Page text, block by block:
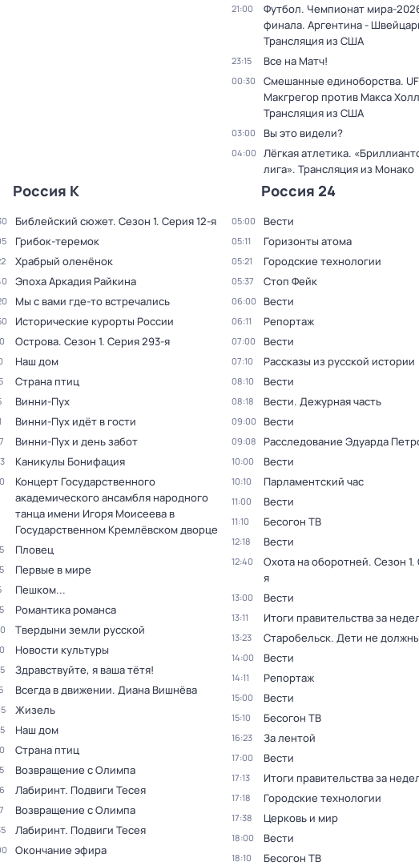
21:00
Футбол. Чемпионат мира-
финала. Аргентина -
Трансляция из США
23:15 Все на Матч!
00:30
Смешанные единоборства.
Макгрегор против Макса
Трансляция из США
03:00 Вы это видели?
04:00
Лёгкая атлетика.
лига». Трансляция из Монако
Россия К
Библейский сюжет. Сезон 1. Серия 12-я
Грибок-теремок
Храбрый оленёнок
Эпоха Аркадия Райкина
Мы с вами где-то встречались
Исторические курорты России
Острова. Сезон 1. Серия 293-я
Наш дом
Страна птиц
Винни-Пух
Винни-Пух идёт в гости
Винни-Пух и день забот
Каникулы Бонифация
Концерт Государственного
академического ансамбля народного
танца имени Игоря Моисеева в
Государственном Кремлёвском дворце
Пловец
Первые в мире
Пешком...
Романтика романса
Твердыни земли русской
Новости культуры
Здравствуйте, я ваша тётя!
Всегда в движении. Диана Вишнёва
Жизель
Наш дом
Страна птиц
Возвращение с Олимпа
Лабиринт. Подвиги Тесея
Возвращение с Олимпа
Лабиринт. Подвиги Тесея
Окончание эфира
Россия 24
05:00 Вести
05:11 Горизонты атома
05:21 Городские технологии
05:37 Стоп Фейк
06:00 Вести
06:11 Репортаж
07:00 Вести
07:10 Рассказы из русской истории
08:10 Вести
08:18 Вести. Дежурная часть
09:00 Вести
09:08 Расследование Эдуарда
10:00 Вести
10:10 Парламентский час
11:00 Вести
11:10 Бесогон ТВ
12:18 Вести
12:40 Охота на оборотней. Сезон 1.
я
13:00 Вести
13:11 Итоги правительства за
13:23 Старобельск. Дети не
14:00 Вести
14:11 Репортаж
15:00 Вести
15:10 Бесогон ТВ
16:23 За лентой
17:00 Вести
17:13 Итоги правительства за
17:18 Городские технологии
17:38 Церковь и мир
18:00 Вести
18:10 Бесогон ТВ